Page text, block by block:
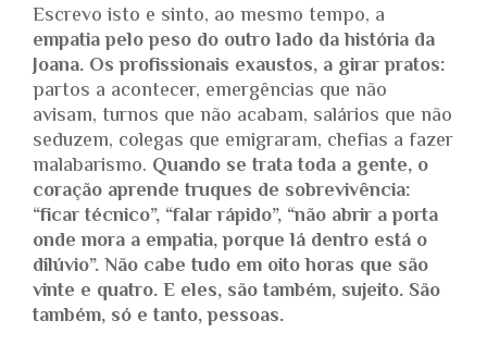
Escrevo isto e sinto, ao mesmo tempo, a
empatia pelo peso do outro lado da história da
Joana. Os profissionais exaustos, a girar pratos:
partos a acontecer, emergências que não
avisam, turnos que não acabam, salários que não
seduzem, colegas que emigraram, chefias a fazer
malabarismo. Quando se trata toda a gente, o
coração aprende truques de sobrevivência:
“ficar técnico”, “falar rápido”, “não abrir a porta
onde mora a empatia, porque lá dentro está o
dilúvio”. Não cabe tudo em oito horas que são
vinte e quatro. E eles, são também, sujeito. São
também, só e tanto, pessoas.